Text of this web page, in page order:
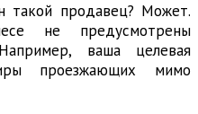
такой продавец? Может.
не предусмотрены
ваша целевая
проезжающих мимо